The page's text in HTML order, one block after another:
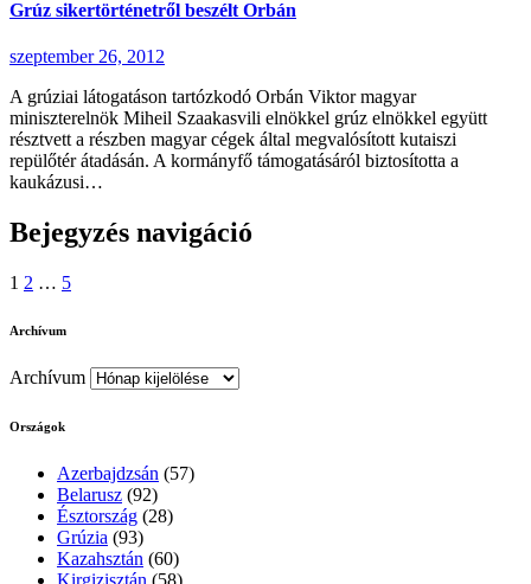
Grúz sikertörténetről beszélt Orbán
szeptember 26, 2012
A grúziai látogatáson tartózkodó Orbán Viktor magyar
miniszterelnök Miheil Szaakasvili elnökkel grúz elnökkel együtt
résztvett a részben magyar cégek által megvalósított kutaiszi
repülőtér átadásán. A kormányfő támogatásáról biztosította a
kaukázusi…
Bejegyzés navigáció
1 2 … 5
Archívum
Archívum
Országok
Azerbajdzsán (57)
Belarusz (92)
Észtország (28)
Grúzia (93)
Kazahsztán (60)
Kirgizisztán (58)